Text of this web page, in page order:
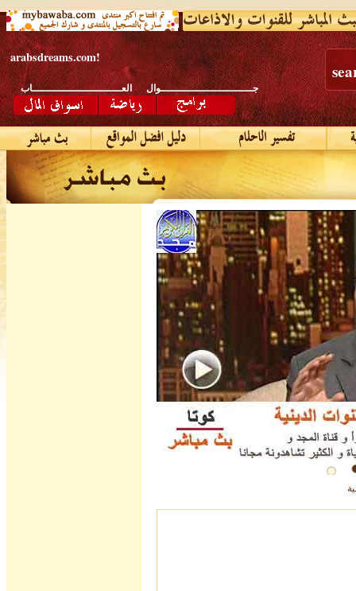
arabsdreams.com!
العــــــــــــــــــــــــــــاب
جـــــــــــــــــــــــــــــوال
افـــــــــــــــــــــــــــــلام